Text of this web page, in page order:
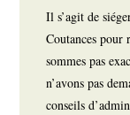
Il s’agit de
Coutances pour
sommes pas
n’avons pas
conseils